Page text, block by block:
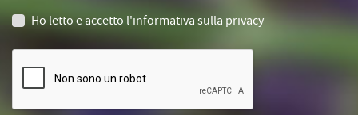
Ho letto e accetto l'informativa sulla privacy